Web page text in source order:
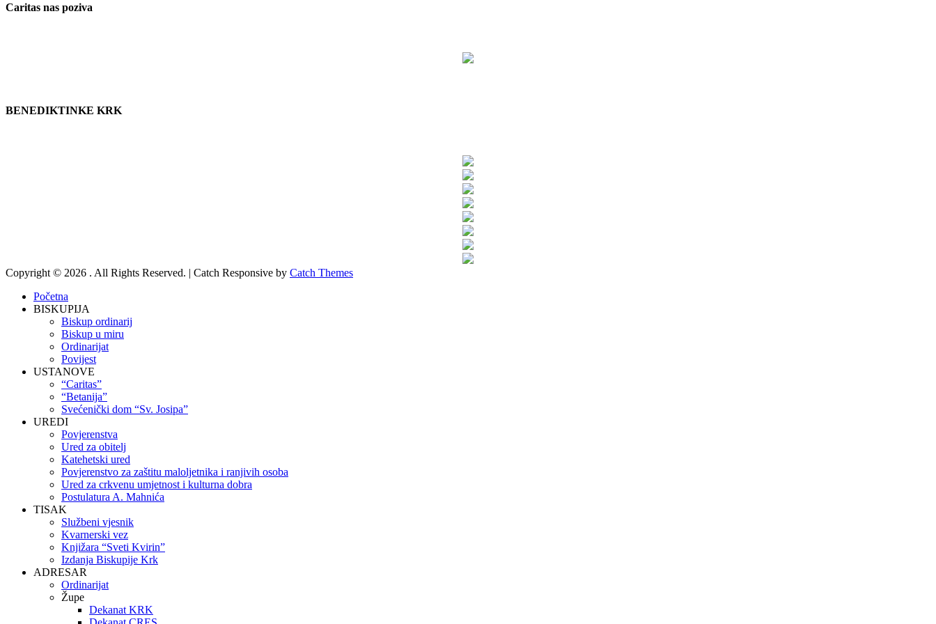
Caritas nas poziva
BENEDIKTINKE KRK
Copyright © 2026 . All Rights Reserved. | Catch Responsive by Catch Themes
Početna
BISKUPIJA
Biskup ordinarij
Biskup u miru
Ordinarijat
Povijest
USTANOVE
“Caritas”
“Betanija”
Svećenički dom “Sv. Josipa”
UREDI
Povjerenstva
Ured za obitelj
Katehetski ured
Povjerenstvo za zaštitu maloljetnika i ranjivih osoba
Ured za crkvenu umjetnost i kulturna dobra
Postulatura A. Mahnića
TISAK
Službeni vjesnik
Kvarnerski vez
Knjižara “Sveti Kvirin”
Izdanja Biskupije Krk
ADRESAR
Ordinarijat
Župe
Dekanat KRK